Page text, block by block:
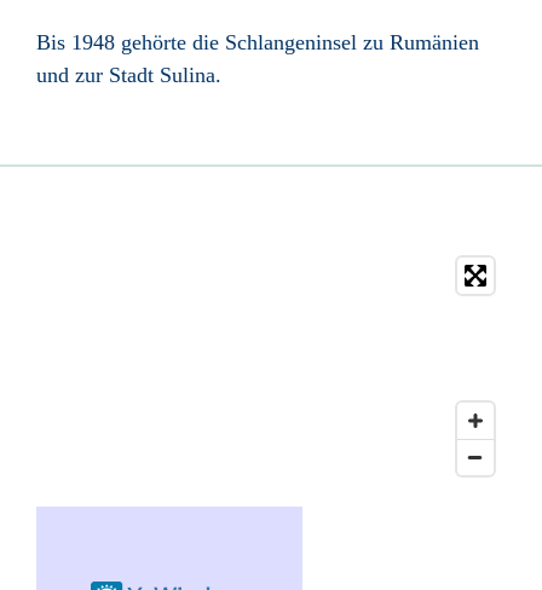
Bis 1948 gehörte die Schlangeninsel zu Rumänien
und zur Stadt Sulina.